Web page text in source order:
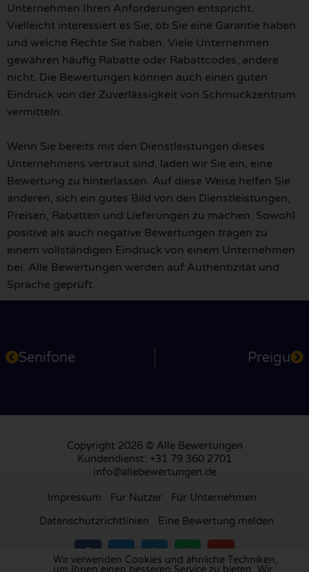
Unternehmen Ihren Anforderungen entspricht.
Vielleicht interessiert es Sie, ob Sie eine Garantie haben
und welche Rechte Sie haben. Viele Unternehmen
gewähren häufig Rabatte oder Rabattcodes, andere
nicht. Die Bewertungen können auch einen guten
Eindruck von der Zuverlässigkeit von Schmuckzentrum
vermitteln.
Wenn Sie bereits mit den Dienstleistungen dieses
Unternehmens vertraut sind, laden wir Sie ein, eine
Bewertung zu hinterlassen. Auf diese Weise helfen Sie
anderen, sich ein gutes Bild von den Dienstleistungen,
Preisen, Rabatten und Lieferungen zu machen. Sowohl
positive als auch negative Bewertungen tragen zu
einem vollständigen Eindruck von einem Unternehmen
bei. Alle Bewertungen werden auf Authentizität und
Sprache geprüft.
Senifone Preigu
Copyright 2026 © Alle Bewertungen
Kundendienst: +31 79 360 2701
info@allebewertungen.de
Impressum Für Nutzer
Für Unternehmen
Datenschutzrichtlinien
Eine Bewertung melden
Wir verwenden Cookies und ähnliche Techniken,
um Ihnen einen besseren Service zu bieten. Wir